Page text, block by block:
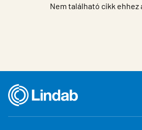
Nem található cikk ehhez